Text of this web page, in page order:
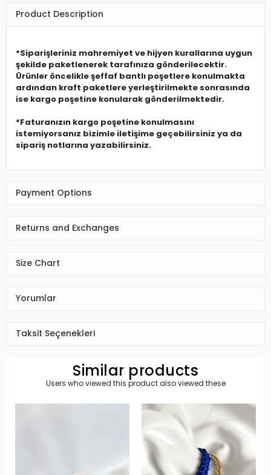
Product Description
*Siparişleriniz mahremiyet ve hijyen kurallarına uygun
şekilde paketlenerek tarafınıza gönderilecektir.
Ürünler öncelikle şeffaf bantlı poşetlere konulmakta
ardından kraft paketlere yerleştirilmekte sonrasında
ise kargo poşetine konularak gönderilmektedir.
*Faturanızın kargo poşetine konulmasını
istemiyorsanız bizimle iletişime geçebilirsiniz ya da
sipariş notlarına yazabilirsiniz.
Payment Options
Returns and Exchanges
Size Chart
Yorumlar
Taksit Seçenekleri
Similar products
Users who viewed this product also viewed these